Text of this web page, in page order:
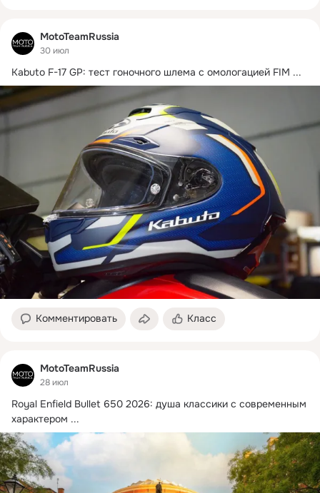
MotoTeamRussia
30 июл
Kabuto F-17 GP: тест гоночного шлема с омологацией FIM ...
Комментировать Класс
MotoTeamRussia
28 июл
Royal Enfield Bullet 650 2026: душа классики с современным
характером ...